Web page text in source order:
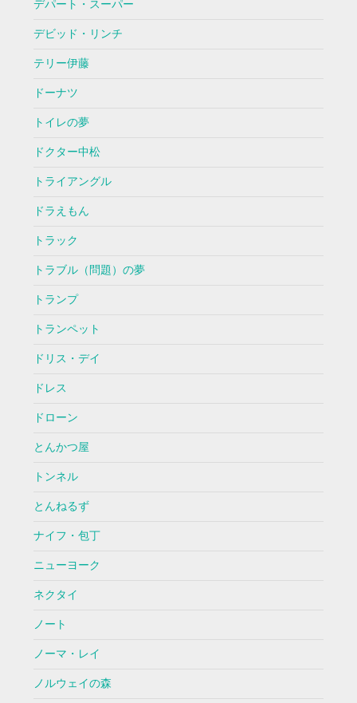
デパート・スーパー
デビッド・リンチ
テリー伊藤
ドーナツ
トイレの夢
ドクター中松
トライアングル
ドラえもん
トラック
トラブル（問題）の夢
トランプ
トランペット
ドリス・デイ
ドレス
ドローン
とんかつ屋
トンネル
とんねるず
ナイフ・包丁
ニューヨーク
ネクタイ
ノート
ノーマ・レイ
ノルウェイの森